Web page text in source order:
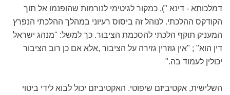
דמלכותא - דינא "), כמקור לגיטימי לנורמות שהופנמו אל תוך
הקודקס ההלכתי. לנוהל זה ביסוס רעיוני במהלך ההלכתי הנפרץ
המעניק תוקף הלכתי להסכמת הציבור. כך למשל: "מנהג ישראל
דין הוא" ; "אין גוזרין גזירה על הציבור ,אלא אם כן רוב הציבור
יכולין לעמוד בה."
השלישית, אקטיביזם שיפוטי. האקטיביזם יכול לבוא לידי ביטוי